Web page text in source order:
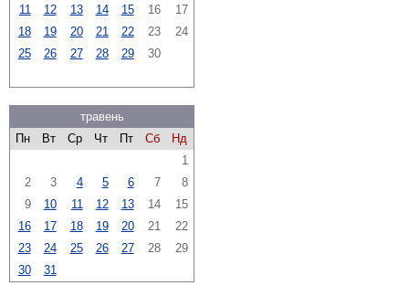
11
12 13 14 15 16
17
18
19 20 21 22 23
24
25
26 27 28 29 30
травень
Пн
Вт Ср Чт Пт Сб
Нд
1
2
3 4 5 6 7
8
9
10 11 12 13 14
15
16
17 18 19 20 21
22
23
24 25 26 27 28
29
30
31